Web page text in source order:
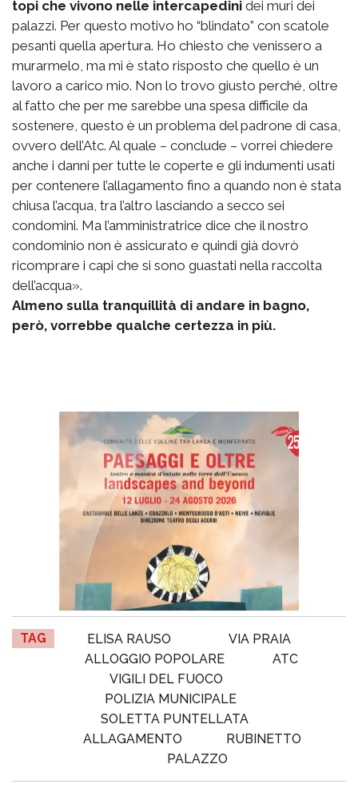
topi che vivono nelle intercapedini dei muri dei
palazzi. Per questo motivo ho “blindato” con scatole
pesanti quella apertura. Ho chiesto che venissero a
murarmelo, ma mi è stato risposto che quello è un
lavoro a carico mio. Non lo trovo giusto perché, oltre
al fatto che per me sarebbe una spesa difficile da
sostenere, questo è un problema del padrone di casa,
ovvero dell’Atc. Al quale – conclude – vorrei chiedere
anche i danni per tutte le coperte e gli indumenti usati
per contenere l’allagamento fino a quando non è stata
chiusa l’acqua, tra l’altro lasciando a secco sei
condomini. Ma l’amministratrice dice che il nostro
condominio non è assicurato e quindi già dovrò
ricomprare i capi che si sono guastati nella raccolta
dell’acqua».
Almeno sulla tranquillità di andare in bagno,
però, vorrebbe qualche certezza in più.
TAG ELISA RAUSO
VIA PRAIA
ALLOGGIO POPOLARE
ATC
VIGILI DEL FUOCO
POLIZIA MUNICIPALE
SOLETTA PUNTELLATA
ALLAGAMENTO
RUBINETTO
PALAZZO